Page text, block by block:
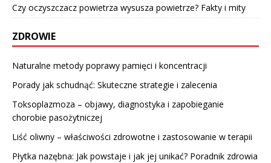
Czy oczyszczacz powietrza wysusza powietrze? Fakty i mity
ZDROWIE
Naturalne metody poprawy pamięci i koncentracji
Porady jak schudnąć: Skuteczne strategie i zalecenia
Toksoplazmoza – objawy, diagnostyka i zapobieganie
chorobie pasożytniczej
Liść oliwny – właściwości zdrowotne i zastosowanie w terapii
Płytka nazębna: Jak powstaje i jak jej unikać? Poradnik zdrowia